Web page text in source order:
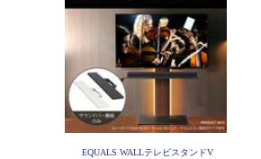
EQUALS WALLテレビスタンドV